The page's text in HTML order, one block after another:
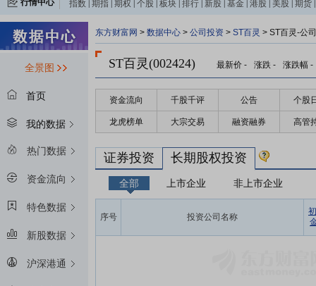
行情中心 指数 期指 期权 个股 板块 排行 新股 基金 港股 美股 期货
全景图
首页
我的数据
热门数据
资金流向
特色数据
新股数据
沪深港通
东方财富网 > 数据中心 > 公司投资 > ST百灵 > ST百灵-公
ST百灵(002424) 最新价 - 涨跌 - 涨跌幅 -
资金流向 千股千评 公告 个股
龙虎榜单 大宗交易 融资融券 高管
证券投资 长期股权投资
全部 上市企业 非上市企业
序号 投资公司名称